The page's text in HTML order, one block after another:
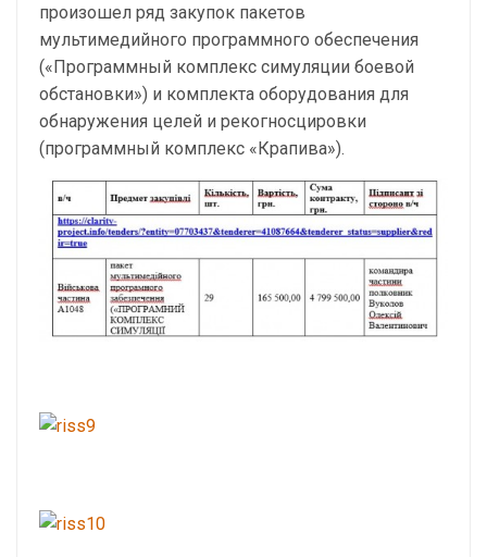
произошел ряд закупок пакетов
мультимедийного программного обеспечения
(«Программный комплекс симуляции боевой
обстановки») и комплекта оборудования для
обнаружения целей и рекогносцировки
(программный комплекс «Крапива»).